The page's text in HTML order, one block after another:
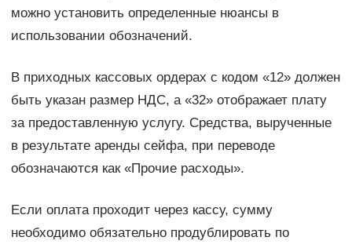
можно установить определенные нюансы в
использовании обозначений.
В приходных кассовых ордерах с кодом «12» должен
быть указан размер НДС, а «32» отображает плату
за предоставленную услугу. Средства, вырученные
в результате аренды сейфа, при переводе
обозначаются как «Прочие расходы».
Если оплата проходит через кассу, сумму
необходимо обязательно продублировать по